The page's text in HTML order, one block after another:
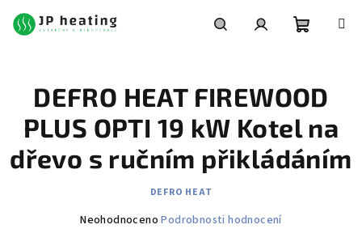
obsah
košík
DEFRO HEAT FIREWOOD
PLUS OPTI 19 kW Kotel na
dřevo s ručním přikládáním
DEFRO HEAT
Průměrné
Neohodnoceno Podrobnosti hodnocení